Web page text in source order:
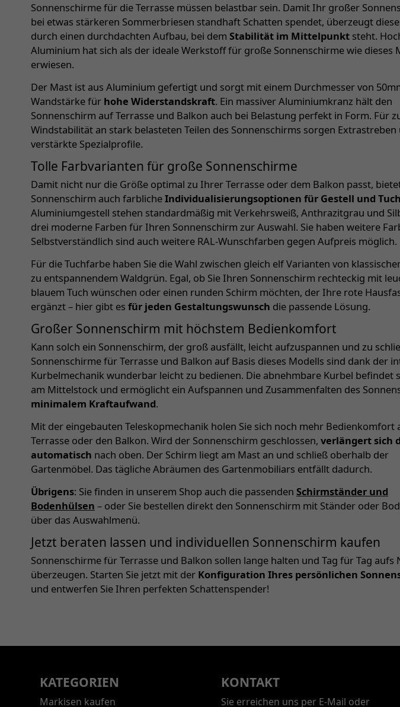
Sonnenschirme für die Terrasse müssen belastbar sein. Damit Ihr großer
bei etwas stärkeren Sommerbriesen standhaft Schatten spendet, überzeugt
durch einen durchdachten Aufbau, bei dem Stabilität im Mittelpunkt steht.
Aluminium hat sich als der ideale Werkstoff für große Sonnenschirme wie dieses
erwiesen.
Der Mast ist aus Aluminium gefertigt und sorgt mit einem Durchmesser von
Wandstärke für hohe Widerstandskraft. Ein massiver Aluminiumkranz hält den
Sonnenschirm auf Terrasse und Balkon auch bei Belastung perfekt in Form. Für
Windstabilität an stark belasteten Teilen des Sonnenschirms sorgen Extrastreben
verstärkte Spezialprofile.
Tolle Farbvarianten für große Sonnenschirme
Damit nicht nur die Größe optimal zu Ihrer Terrasse oder dem Balkon passt,
Sonnenschirm auch farblicheIndividualisierungsoptionen für Gestell und Tuch
Aluminiumgestell stehen standardmäßig mit Verkehrsweiß, Anthrazitgrau und
drei moderne Farben für Ihren Sonnenschirm zur Auswahl. Sie haben weitere
Selbstverständlich sind auch weitere RAL-Wunschfarben gegen Aufpreis möglich.
Für die Tuchfarbe haben Sie die Wahl zwischen gleich elf Varianten von
zu entspannendem Waldgrün. Egal, ob Sie Ihren Sonnenschirm rechteckig mit
blauem Tuch wünschen oder einen runden Schirm möchten, der Ihre rote
ergänzt – hier gibt es für jeden Gestaltungswunsch die passende Lösung.
Großer Sonnenschirm mit höchstem Bedienkomfort
Kann solch ein Sonnenschirm, der groß ausfällt, leicht aufzuspannen und zu
Sonnenschirme für Terrasse und Balkon auf Basis dieses Modells sind dank der
Kurbelmechanik wunderbar leicht zu bedienen. Die abnehmbare Kurbel befindet
am Mittelstock und ermöglicht ein Aufspannen und Zusammenfalten des
minimalem Kraftaufwand.
Mit der eingebauten Teleskopmechanik holen Sie sich noch mehr Bedienkomfort
Terrasse oder den Balkon. Wird der Sonnenschirm geschlossen, verlängert sich
automatisch nach oben. Der Schirm liegt am Mast an und schließ oberhalb der
Gartenmöbel. Das tägliche Abräumen des Gartenmobiliars entfällt dadurch.
Übrigens: Sie finden in unserem Shop auch die passenden Schirmständer und
Bodenhülsen – oder Sie bestellen direkt den Sonnenschirm mit Ständer oder
über das Auswahlmenü.
Jetzt beraten lassen und individuellen Sonnenschirm kaufen
Sonnenschirme für Terrasse und Balkon sollen lange halten und Tag für Tag aufs
überzeugen. Starten Sie jetzt mit der Konfiguration Ihres persönlichen
und entwerfen Sie Ihren perfekten Schattenspender!
KATEGORIEN
Markisen kaufen
KONTAKT
Sie erreichen uns per E-Mail oder